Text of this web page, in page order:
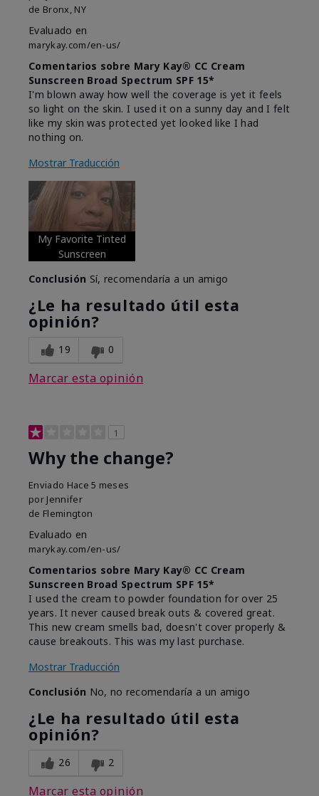
de Bronx, NY
Evaluado en
marykay.com/en-us/
Comentarios sobre Mary Kay® CC Cream
Sunscreen Broad Spectrum SPF 15*
I'm blown away how well the coverage is yet it feels
so light on the skin. I used it on a sunny day and I felt
like my skin was protected yet looked like I had
nothing on.
Mostrar Traducción
My Favorite Tinted
Sunscreen
Conclusión Sí, recomendaría a un amigo
¿Le ha resultado útil esta
opinión?
19 0
Marcar esta opinión
1
Why the change?
Enviado Hace 5 meses
por Jennifer
de Flemington
Evaluado en
marykay.com/en-us/
Comentarios sobre Mary Kay® CC Cream
Sunscreen Broad Spectrum SPF 15*
I used the cream to powder foundation for over 25
years. It never caused break outs & covered great.
This new cream smells bad, doesn't cover properly &
cause breakouts. This was my last purchase.
Mostrar Traducción
Conclusión No, no recomendaría a un amigo
¿Le ha resultado útil esta
opinión?
26 2
Marcar esta opinión